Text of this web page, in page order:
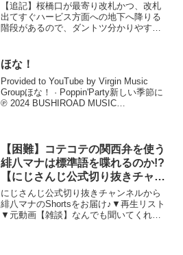
【追記】桜橋口が最寄り改札かつ、改札
出てすぐハービス方面への地下へ降りる
階段があるので、ダントツ分かりやすい
進むだけなので、シンプルだと思います
ー！byフォロワーさん(...
ほな！
Provided to YouTube by Virgin Music
Groupほな！ · Poppin'Party新しい季節に
℗ 2024 BUSHIROAD MUSIC
【困難】コテコテの関西弁を使う
緋八マナは標準語を喋れるのか!?
【にじさんじ公式切り抜きチャン
ネル】
にじさんじ公式切り抜きチャンネルから
緋八マナのShortsをお届け♪▼再生リスト
▼元動画【雑談】なんでも聞いてくれ雑